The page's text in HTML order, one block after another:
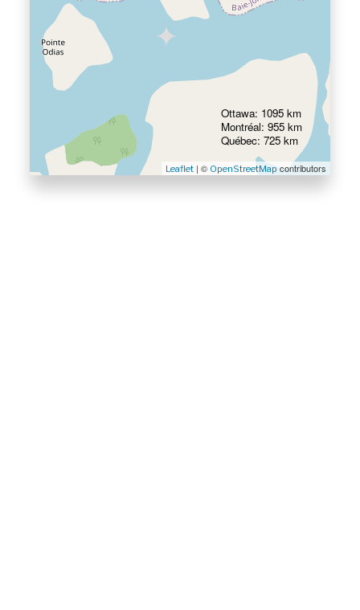
Leaflet| © OpenStreetMap contributors
Ottawa: 1095 km
Montréal: 955 km
Québec: 725 km